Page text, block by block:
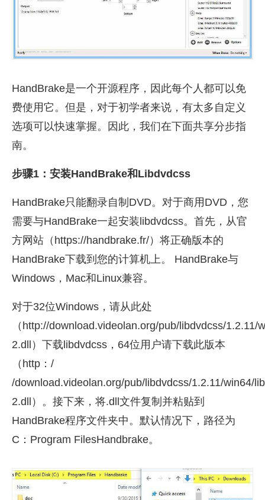
HandBrake是一个开源程序，因此每个人都可以免
费使用它。但是，对于初学者来说，有太多自定义
选项可以快速掌握。因此，我们在下面共享分步指
南。
步骤1：安装HandBrake和Libdvdcss
HandBrake只能翻录自制DVD。对于商用DVD，您
需要与HandBrake一起安装libdvdcss。首先，从官
方网站（https://handbrake.fr/）将正确版本的
HandBrake下载到您的计算机上。 HandBrake与
Windows，Mac和Linux兼容。
对于32位Windows，请从此处
（http://download.videolan.org/pub/libdvdcss/1.2.11/
2.dll）下载libdvdcss，64位用户请下载此版本
（http：/
/download.videolan.org/pub/libdvdcss/1.2.11/win64/
2.dll）。接下来，将.dll文件复制并粘贴到
HandBrake程序文件夹中。默认情况下，路径为
C：Program FilesHandbrake。